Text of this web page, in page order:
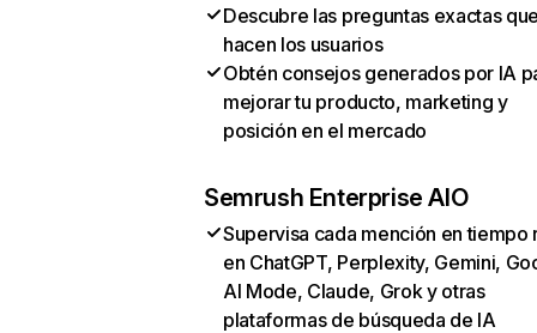
Descubre las preguntas exactas
hacen los usuarios
Obtén consejos generados por IA
mejorar tu producto, marketing y
posición en el mercado
Semrush Enterprise AIO
Supervisa cada mención en tiempo
en ChatGPT, Perplexity, Gemini,
AI Mode, Claude, Grok y otras
plataformas de búsqueda de IA